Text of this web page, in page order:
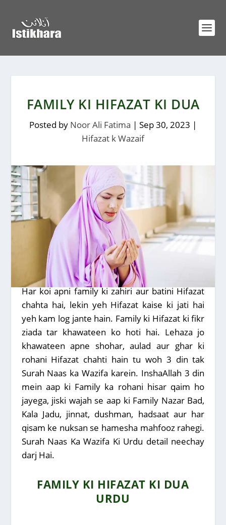
FAMILY KI HIFAZAT KI DUA
Posted by Noor Ali Fatima | Sep 30, 2023 |
Hifazat k Wazaif
Har koi apni family ki zahiri aur batini Hifazat
chahta hai, lekin yeh Hifazat kaise ki jati hai
yeh kam log jante hain. Family ki Hifazat ki fikr
ziada tar khawateen ko hoti hai. Lehaza jo
khawateen apne shohar, aulad aur ghar ki
rohani Hifazat chahti hain tu woh 3 din tak
Surah Naas ka Wazifa karein. InshaAllah 3 din
mein aap ki Family ka rohani hisar qaim ho
jayega, jiski wajah se aap ki Family Nazar Bad,
Kala Jadu, jinnat, dushman, hadsaat aur har
qisam ke nuksan se hamesha mahfooz rahegi.
Surah Naas Ka Wazifa Ki Urdu detail neechay
darj Hai.
FAMILY KI HIFAZAT KI DUA
URDU